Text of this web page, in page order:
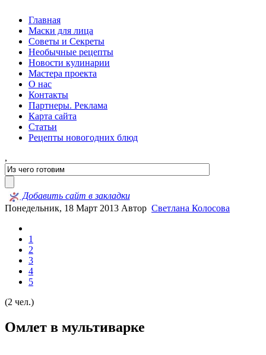
Главная
Маски для лица
Советы и Секреты
Необычные рецепты
Новости кулинарии
Мастера проекта
О нас
Контакты
Партнеры. Реклама
Карта сайта
Статьи
Рецепты новогодних блюд
,
Добавить сайт в закладки
Понедельник, 18 Март 2013 Автор Светлана Колосова
1
2
3
4
5
(2 чел.)
Омлет в мультиварке